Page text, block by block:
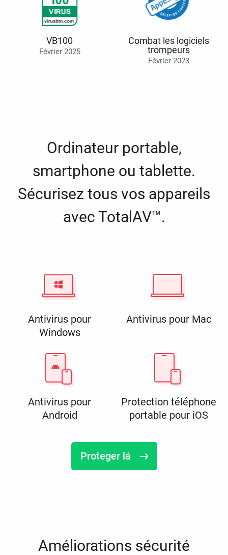
VB100
Février 2025
Combat les logiciels
trompeurs
Février 2023
Ordinateur portable,
smartphone ou tablette.
Sécurisez tous vos appareils
avec TotalAV™.
Antivirus pour
Windows
Antivirus pour Mac
Antivirus pour
Android
Protection téléphone
portable pour iOS
Proteger lá
Améliorations sécurité